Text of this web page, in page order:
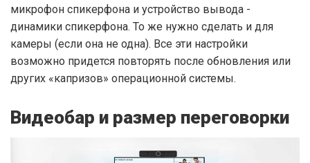
микрофон спикерфона и устройство вывода -
динамики спикерфона. То же нужно сделать и для
камеры (если она не одна). Все эти настройки
возможно придется повторять после обновления или
других «капризов» операционной системы.
Видеобар и размер переговорки